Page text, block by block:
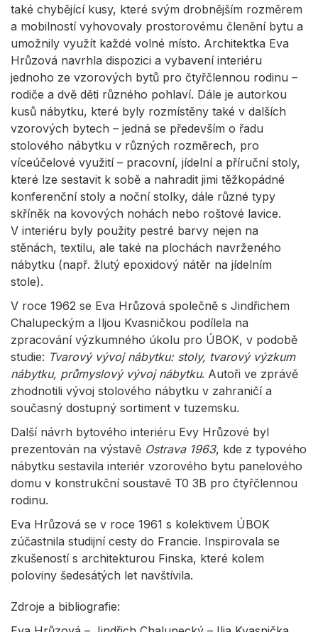
také chybějící kusy, které svým drobnějším rozměrem
a mobilností vyhovovaly prostorovému členění bytu a
umožnily využít každé volné místo. Architektka Eva
Hrůzová navrhla dispozici a vybavení interiéru
jednoho ze vzorových bytů pro čtyřčlennou rodinu –
rodiče a dvě děti různého pohlaví. Dále je autorkou
kusů nábytku, které byly rozmístěny také v dalších
vzorových bytech – jedná se především o řadu
stolového nábytku v různých rozměrech, pro
víceúčelové využití – pracovní, jídelní a příruční stoly,
které lze sestavit k sobě a nahradit jimi těžkopádné
konferenční stoly a noční stolky, dále různé typy
skříněk na kovových nohách nebo roštové lavice.
V interiéru byly použity pestré barvy nejen na
stěnách, textilu, ale také na plochách navrženého
nábytku (např. žlutý epoxidový nátěr na jídelním
stole).
V roce 1962 se Eva Hrůzová společně s Jindřichem
Chalupeckým a Iljou Kvasničkou podílela na
zpracování výzkumného úkolu pro ÚBOK, v podobě
studie: Tvarový vývoj nábytku: stoly, tvarový výzkum
nábytku, průmyslový vývoj nábytku. Autoři ve zprávě
zhodnotili vývoj stolového nábytku v zahraničí a
současný dostupný sortiment v tuzemsku.
Další návrh bytového interiéru Evy Hrůzové byl
prezentován na výstavě Ostrava 1963, kde z typového
nábytku sestavila interiér vzorového bytu panelového
domu v konstrukční soustavě T0 3B pro čtyřčlennou
rodinu.
Eva Hrůzová se v roce 1961 s kolektivem ÚBOK
zúčastnila studijní cesty do Francie. Inspirovala se
zkušeností s architekturou Finska, které kolem
poloviny šedesátých let navštívila.
Zdroje a bibliografie: